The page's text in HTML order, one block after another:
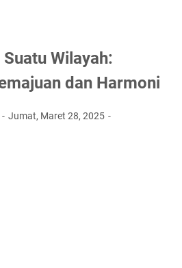
Wilayah:
dan Harmoni
Jumat, Maret 28, 2025